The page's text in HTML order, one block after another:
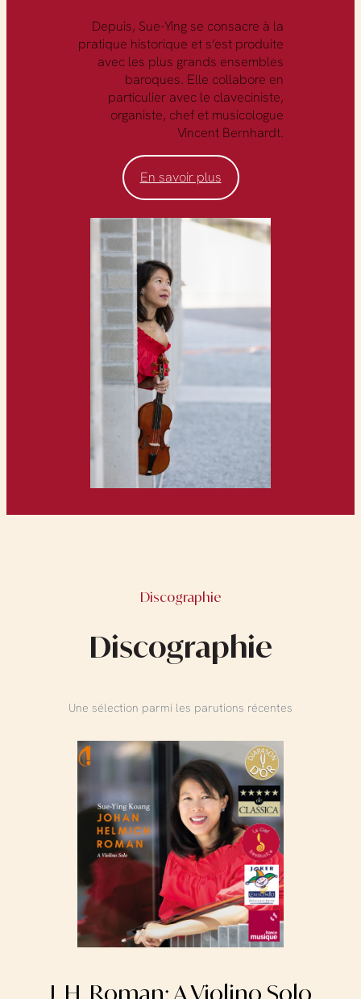
Depuis, Sue-Ying se consacre à la
pratique historique et s’est produite
avec les plus grands ensembles
baroques. Elle collabore en
particulier avec le claveciniste,
organiste, chef et musicologue
Vincent Bernhardt.
En savoir plus
Discographie
Discographie
Une sélection parmi les parutions récentes
J. H. Roman: A Violino Solo